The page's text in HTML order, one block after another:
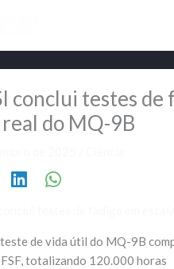
conclui testes de
real do MQ-9B
de vida útil do MQ-9B
totalizando 120.000 horas